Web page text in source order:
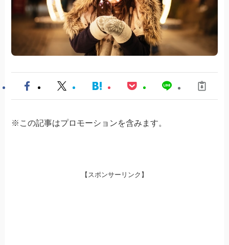
※この記事はプロモーションを含みます。
【スポンサーリンク】